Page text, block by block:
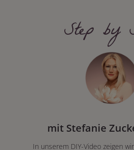
Step by
mit Stefanie
In unserem DIY-Video zeigen